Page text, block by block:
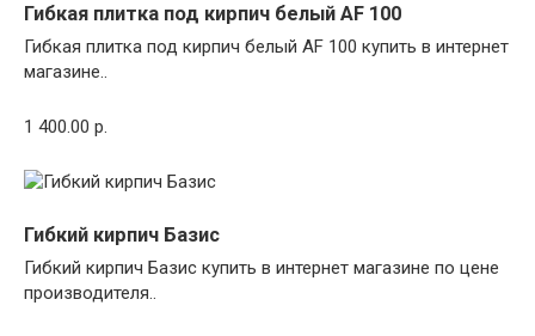
Гибкая плитка под кирпич белый AF 100
Гибкая плитка под кирпич белый AF 100 купить в интернет
магазине..
1 400.00 р.
Гибкий кирпич Базис
Гибкий кирпич Базис купить в интернет магазине по цене
производителя..